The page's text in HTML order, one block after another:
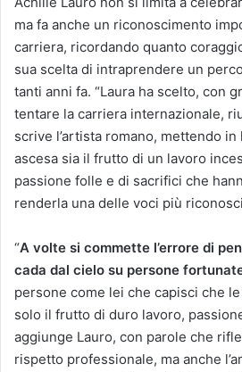
ma fa anche un riconoscimento
carriera, ricordando quanto
sua scelta di intraprendere un
tanti anni fa. “Laura ha scelto, con
tentare la carriera internazionale,
scrive l’artista romano, mettendo in
ascesa sia il frutto di un lavoro
passione folle e di sacrifici che
renderla una delle voci più
“A volte si commette l’errore di
cada dal cielo su persone
persone come lei che capisci che
solo il frutto di duro lavoro,
aggiunge Lauro, con parole che
rispetto professionale, ma anche